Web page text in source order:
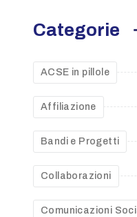
Categorie
ACSE in pillole
Affiliazione
Bandi e Progetti
Collaborazioni
Comunicazioni